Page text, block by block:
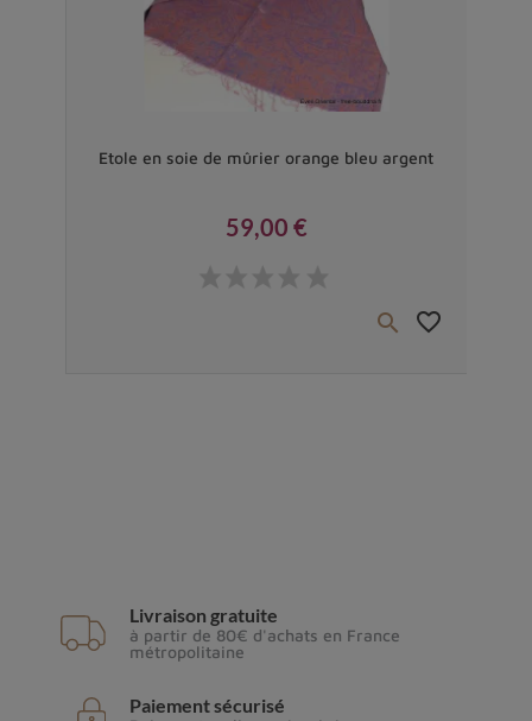
Etole en soie de mûrier orange bleu argent
59,00 €
 favorite_border
Livraison gratuite
à partir de 80€ d'achats en France
métropolitaine
Paiement sécurisé